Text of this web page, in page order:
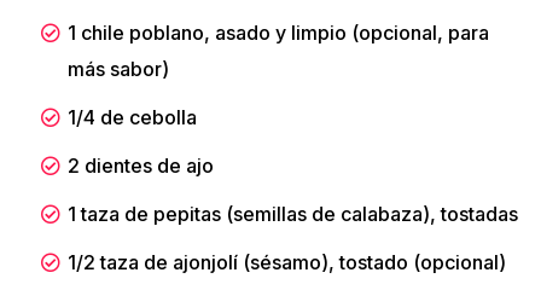
1 chile poblano, asado y limpio (opcional, para
más sabor)
1/4 de cebolla
2 dientes de ajo
1 taza de pepitas (semillas de calabaza), tostadas
1/2 taza de ajonjolí (sésamo), tostado (opcional)